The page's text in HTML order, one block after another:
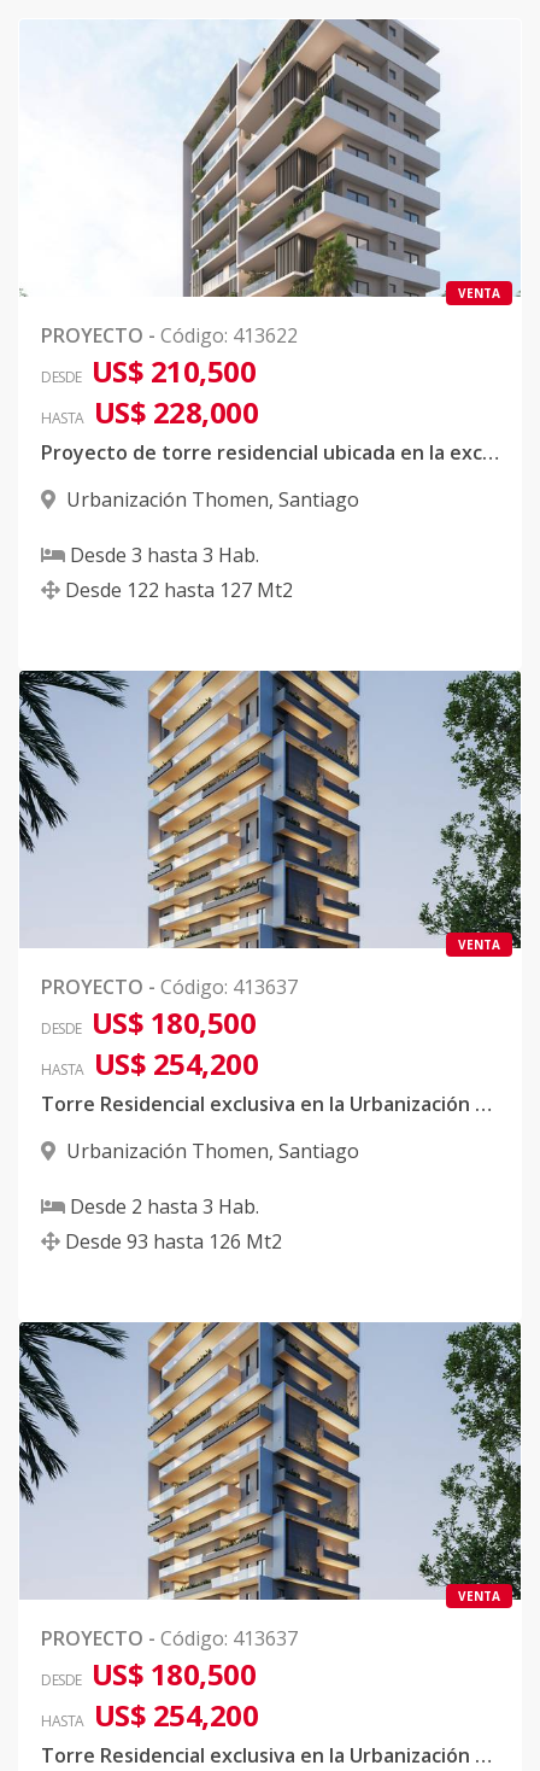
VENTA
PROYECTO - Código: 413622
DESDE US$ 210,500
HASTA US$ 228,000
Proyecto de torre residencial ubicada en la exclusiva urbanización Thomen, Santiago.
Urbanización Thomen, Santiago
Desde 3 hasta 3 Hab.
Desde 122 hasta 127 Mt2
VENTA
PROYECTO - Código: 413637
DESDE US$ 180,500
HASTA US$ 254,200
Torre Residencial exclusiva en la Urbanización Thomen
Urbanización Thomen, Santiago
Desde 2 hasta 3 Hab.
Desde 93 hasta 126 Mt2
VENTA
PROYECTO - Código: 413637
DESDE US$ 180,500
HASTA US$ 254,200
Torre Residencial exclusiva en la Urbanización Thomen